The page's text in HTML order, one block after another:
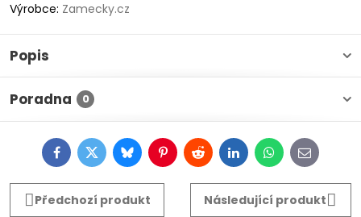
Výrobce: Zamecky.cz
Popis
Poradna 0
FacebookTwitterBlueskyPinterestRedditLinkedInWhatsApp
E-
mail
Předchozí produkt
Následující produkt